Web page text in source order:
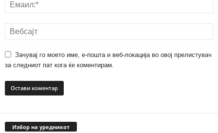
Зачувај го моето име, е-пошта и веб-локација во овој прелистувач
за следниот пат кога ќе коментирам.
Избор на уредникот